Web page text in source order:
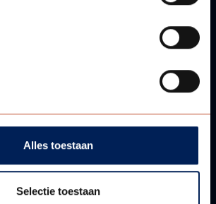
Alles toestaan
Selectie toestaan
contact met ons op!